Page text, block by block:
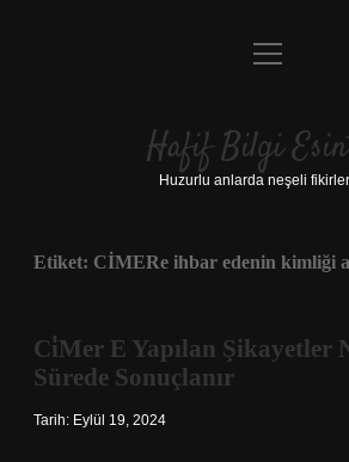
Anasayfa
Yasal Uyarı
menüyü
Hafif Bilgi
Huzurlu anlarda neşeli
Etiket: CİMERe ihbar edenin kimliği
Ci̇Mer E Yapılan Şikayetler
Sürede Sonuçlanır
Tarih: Eylül 19, 2024